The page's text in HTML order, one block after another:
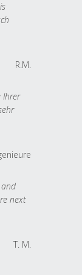
R.M.
Ihrer
and
next
T. M.